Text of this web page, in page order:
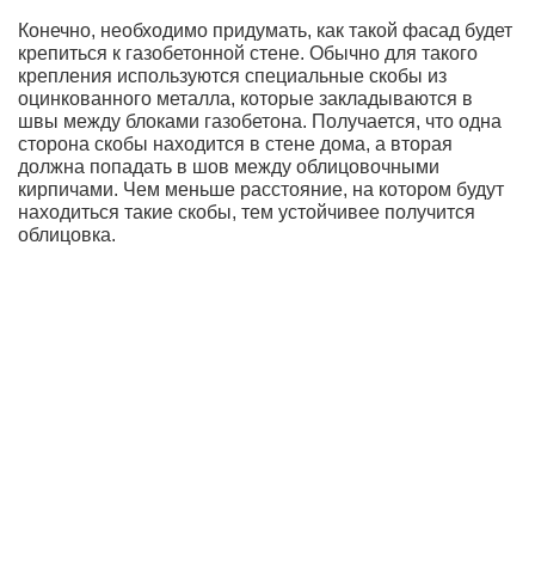
Конечно, необходимо придумать, как такой фасад будет
крепиться к газобетонной стене. Обычно для такого
крепления используются специальные скобы из
оцинкованного металла, которые закладываются в
швы между блоками газобетона. Получается, что одна
сторона скобы находится в стене дома, а вторая
должна попадать в шов между облицовочными
кирпичами. Чем меньше расстояние, на котором будут
находиться такие скобы, тем устойчивее получится
облицовка.